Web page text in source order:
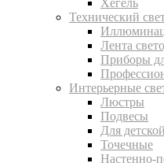
Хегель
Технический
Лента
Приборы
Интерьерные
Люстры
Подвесы
Для детской
Точечные
Настенно-